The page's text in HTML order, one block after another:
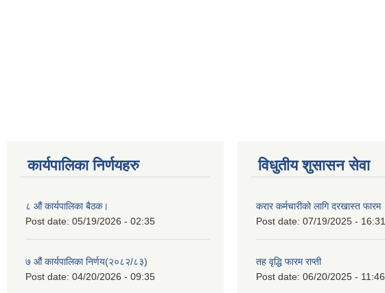
कार्यपालिका निर्णयहरु
८ औं कार्यपालिका बैठक।
Post date: 05/19/2026 - 02:35
७ औं कार्यपालिका निर्णय(२०८२/८३)
Post date: 04/20/2026 - 09:35
विधुतीय शुसासन सेवा
करार कर्मचारीको लागि दरखास्त फारम
Post date: 07/19/2025 - 16:31
तह वृद्धि फारम राप्ती
Post date: 06/20/2025 - 11:46